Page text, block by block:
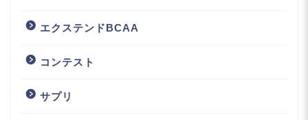
エクステンドBCAA
コンテスト
サプリ